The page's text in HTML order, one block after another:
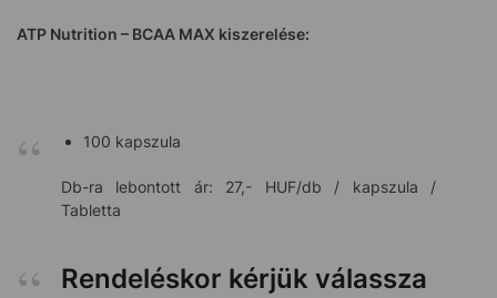
ATP Nutrition – BCAA MAX kiszerelése:
100 kapszula
Db-ra lebontott ár: 27,- HUF/db / kapszula /
Tabletta
Rendeléskor kérjük válassza